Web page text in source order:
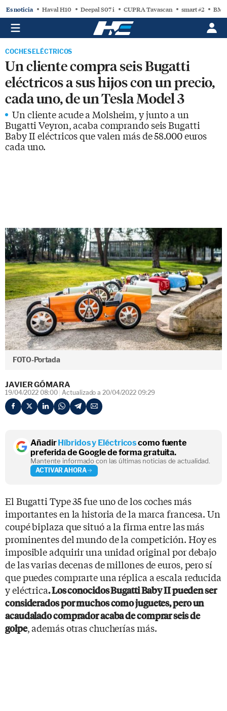
Es noticia Haval H10 Deepal S07 i CUPRA Tavascan smart #2
COCHES ELÉCTRICOS
Un cliente compra seis Bugatti
eléctricos a sus hijos con un precio,
cada uno, de un Tesla Model 3
Un cliente acude a Molsheim, y junto a un
Bugatti Veyron, acaba comprando seis Bugatti
Baby II eléctricos que valen más de 58.000 euros
cada uno.
FOTO-Portada
JAVIER GÓMARA
19/04/2022 08:00 Actualizado a 20/04/2022 09:29
AñadirHíbridos y Eléctricoscomo fuente
preferida de Google de forma gratuita.
Mantente informado con las últimas noticias de actualidad.
ACTIVAR AHORA
El Bugatti Type 35 fue uno de los coches más
importantes en la historia de la marca francesa. Un
coupé biplaza que situó a la firma entre las más
prominentes del mundo de la competición. Hoy es
imposible adquirir una unidad original por debajo
de las varias decenas de millones de euros, pero sí
que puedes comprarte una réplica a escala reducida
y eléctrica. Los conocidos Bugatti Baby II pueden ser
considerados por muchos como juguetes, pero un
acaudalado comprador acaba de comprar seis de
golpe, además otras chucherías más.